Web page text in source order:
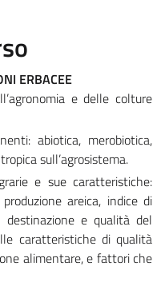
ERBACEE
e delle colture
abiotica, merobiotica,
sull’agrosistema.
e sue caratteristiche:
areica, indice di
destinazione e qualità del
caratteristiche di qualità
alimentare, e fattori che